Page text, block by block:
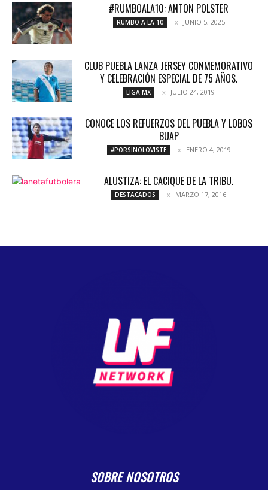
#RUMBOALA10: ANTON POLSTER
RUMBO A LA 10 JUNIO 5, 2025
CLUB PUEBLA LANZA JERSEY CONMEMORATIVO
Y CELEBRACIÓN ESPECIAL DE 75 AÑOS.
LIGA MX JULIO 24, 2019
CONOCE LOS REFUERZOS DEL PUEBLA Y LOBOS
BUAP
#PORSINOLOVISTE ENERO 4, 2019
ALUSTIZA: EL CACIQUE DE LA TRIBU.
DESTACADOS MARZO 17, 2016
SOBRE NOSOTROS